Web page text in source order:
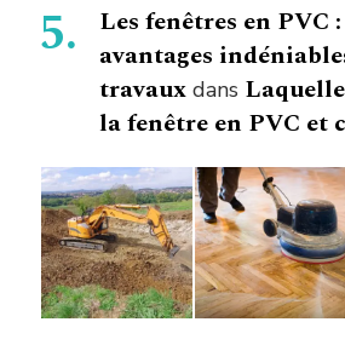
Les fenêtres en PVC
avantages
travaux dans
la fenêtre en PVC et